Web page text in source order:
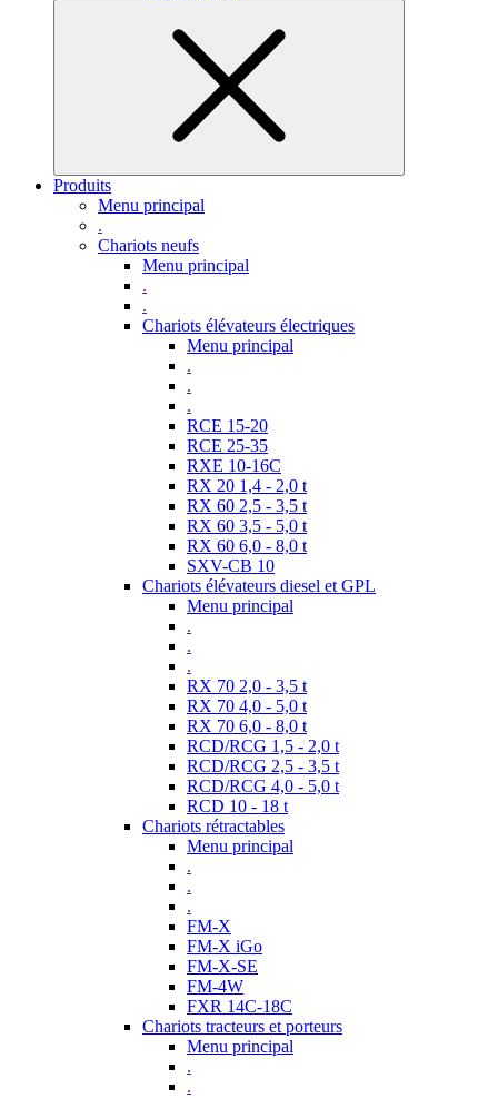
Produits
Menu principal
.
Chariots neufs
Menu principal
.
.
Chariots élévateurs électriques
Menu principal
.
.
.
RCE 15-20
RCE 25-35
RXE 10-16C
RX 20 1,4 - 2,0 t
RX 60 2,5 - 3,5 t
RX 60 3,5 - 5,0 t
RX 60 6,0 - 8,0 t
SXV-CB 10
Chariots élévateurs diesel et GPL
Menu principal
.
.
.
RX 70 2,0 - 3,5 t
RX 70 4,0 - 5,0 t
RX 70 6,0 - 8,0 t
RCD/RCG 1,5 - 2,0 t
RCD/RCG 2,5 - 3,5 t
RCD/RCG 4,0 - 5,0 t
RCD 10 - 18 t
Chariots rétractables
Menu principal
.
.
.
FM-X
FM-X iGo
FM-X-SE
FM-4W
FXR 14C-18C
Chariots tracteurs et porteurs
Menu principal
.
.